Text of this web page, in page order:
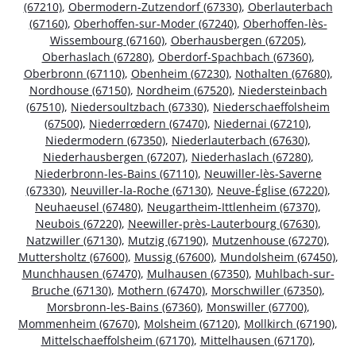
(67210), Obermodern-Zutzendorf (67330), Oberlauterbach
(67160), Oberhoffen-sur-Moder (67240), Oberhoffen-lès-
Wissembourg (67160), Oberhausbergen (67205),
Oberhaslach (67280), Oberdorf-Spachbach (67360),
Oberbronn (67110), Obenheim (67230), Nothalten (67680),
Nordhouse (67150), Nordheim (67520), Niedersteinbach
(67510), Niedersoultzbach (67330), Niederschaeffolsheim
(67500), Niederrœdern (67470), Niedernai (67210),
Niedermodern (67350), Niederlauterbach (67630),
Niederhausbergen (67207), Niederhaslach (67280),
Niederbronn-les-Bains (67110), Neuwiller-lès-Saverne
(67330), Neuviller-la-Roche (67130), Neuve-Église (67220),
Neuhaeusel (67480), Neugartheim-Ittlenheim (67370),
Neubois (67220), Neewiller-près-Lauterbourg (67630),
Natzwiller (67130), Mutzig (67190), Mutzenhouse (67270),
Muttersholtz (67600), Mussig (67600), Mundolsheim (67450),
Munchhausen (67470), Mulhausen (67350), Muhlbach-sur-
Bruche (67130), Mothern (67470), Morschwiller (67350),
Morsbronn-les-Bains (67360), Monswiller (67700),
Mommenheim (67670), Molsheim (67120), Mollkirch (67190),
Mittelschaeffolsheim (67170), Mittelhausen (67170),